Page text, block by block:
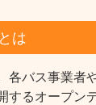
は
各バス事業者
するオープン